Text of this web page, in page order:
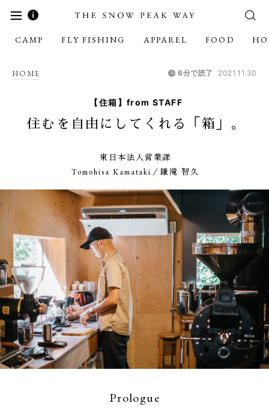
CAMP FLY FISHING APPAREL FOOD
HOME 6分で読了 2021.11.30
【住箱】from STAFF
住むを自由にしてくれる「箱」。
東日本法人営業課
Tomohisa Kamataki／鎌滝 智久
Prologue